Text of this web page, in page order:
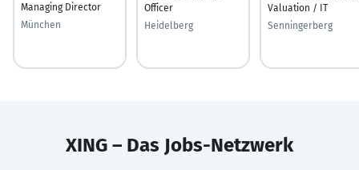
Managing Director
München
Officer
Heidelberg
Valuation / IT
Senningerberg
XING – Das Jobs-Netzwerk